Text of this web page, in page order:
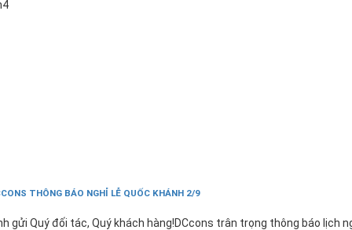
THÔNG BÁO NGHỈ LỄ QUỐC KHÁNH 2/9
gửi Quý đối tác, Quý khách hàng!DCcons trân trọng thông báo lịch